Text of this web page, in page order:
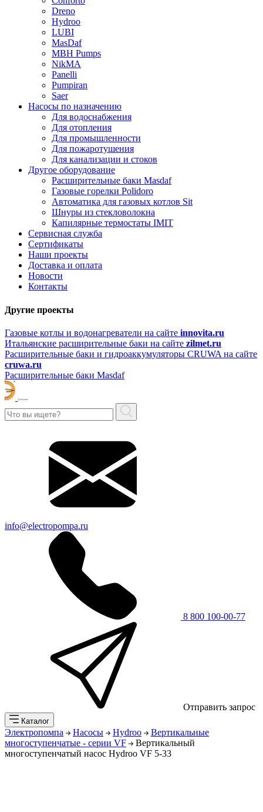
Dreno
Hydroo
LUBI
MasDaf
MBH Pumps
NikMA
Panelli
Pumpiran
Saer
Насосы по назначению
Для водоснабжения
Для отопления
Для промышленности
Для пожаротушения
Для канализации и стоков
Другое оборудование
Расширительные баки Masdaf
Газовые горелки Polidoro
Автоматика для газовых котлов Sit
Шнуры из стекловолокна
Капилярные термостаты IMIT
Сервисная служба
Сертификаты
Наши проекты
Доставка и оплата
Новости
Контакты
Другие проекты
Газовые котлы и водонагреватели на сайте innovita.ru
Итальянские расширительные баки на сайте zilmet.ru
Расширительные баки и гидроаккумуляторы CRUWA на сайте
cruwa.ru
Расширительные баки Masdaf
info@electropompa.ru
8 800 100-00-77
Отправить запрос
Каталог
Электропомпа Насосы Hydroo
Вертикальные
многоступенчатые - серии VF
Вертикальный
многоступенчатый насос Hydroo VF 5-33